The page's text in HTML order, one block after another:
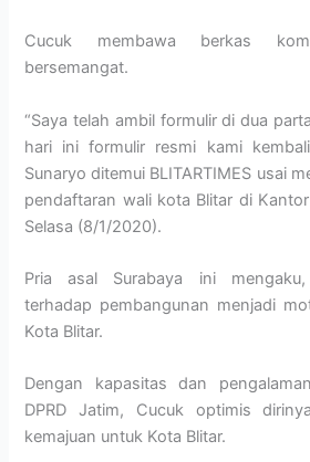
Cucuk membawa berkas
bersemangat.
“Saya telah ambil formulir di dua
hari ini formulir resmi kami
Sunaryo ditemui BLITARTIMES usai
pendaftaran wali kota Blitar di
Selasa (8/1/2020).
Pria asal Surabaya ini
terhadap pembangunan menjadi
Kota Blitar.
Dengan kapasitas dan
DPRD Jatim, Cucuk optimis
kemajuan untuk Kota Blitar.